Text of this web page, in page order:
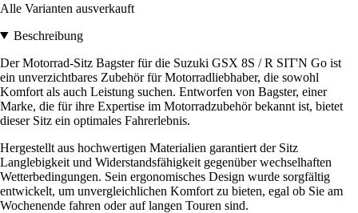
Alle Varianten ausverkauft
Beschreibung
Der Motorrad-Sitz Bagster für die Suzuki GSX 8S / R SIT'N Go ist
ein unverzichtbares Zubehör für Motorradliebhaber, die sowohl
Komfort als auch Leistung suchen. Entworfen von Bagster, einer
Marke, die für ihre Expertise im Motorradzubehör bekannt ist, bietet
dieser Sitz ein optimales Fahrerlebnis.
Hergestellt aus hochwertigen Materialien garantiert der Sitz
Langlebigkeit und Widerstandsfähigkeit gegenüber wechselhaften
Wetterbedingungen. Sein ergonomisches Design wurde sorgfältig
entwickelt, um unvergleichlichen Komfort zu bieten, egal ob Sie am
Wochenende fahren oder auf langen Touren sind.